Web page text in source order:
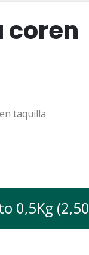
coren
taquilla
0,5Kg (2,50